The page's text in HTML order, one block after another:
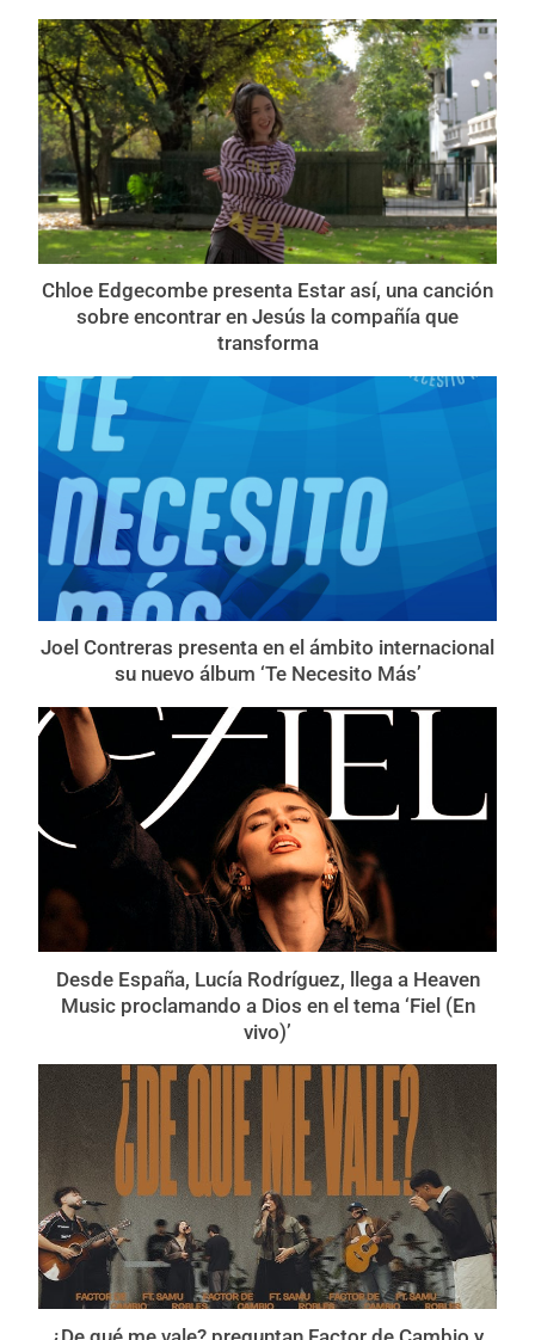
Chloe Edgecombe presenta Estar así, una canción
sobre encontrar en Jesús la compañía que
transforma
Joel Contreras presenta en el ámbito internacional
su nuevo álbum ‘Te Necesito Más’
Desde España, Lucía Rodríguez, llega a Heaven
Music proclamando a Dios en el tema ‘Fiel (En
vivo)’